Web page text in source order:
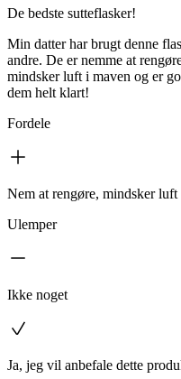
De bedste sutteflasker!
Min datter har brugt denne
andre. De er nemme at
mindsker luft i maven og er
dem helt klart!
Fordele
Nem at rengøre, mindsker luft
Ulemper
Ikke noget
Ja, jeg vil anbefale dette